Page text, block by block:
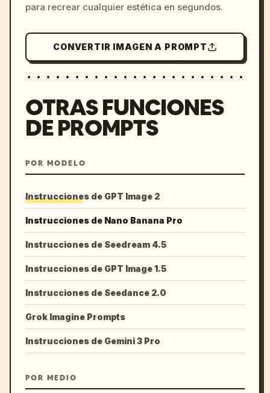
para recrear cualquier estética en segundos.
CONVERTIR IMAGEN A PROMPT
OTRAS FUNCIONES
DE PROMPTS
POR MODELO
Instrucciones de GPT Image 2
Instrucciones de Nano Banana Pro
Instrucciones de Seedream 4.5
Instrucciones de GPT Image 1.5
Instrucciones de Seedance 2.0
Grok Imagine Prompts
Instrucciones de Gemini 3 Pro
POR MEDIO